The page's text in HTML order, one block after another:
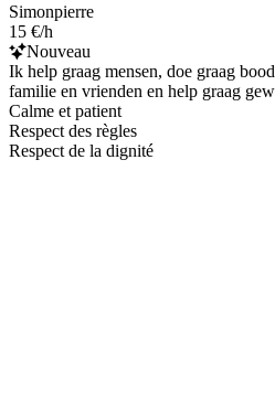
Simonpierre
15 €/h
Nouveau
Ik help graag mensen, doe graag
familie en vrienden en help graag
Calme et patient
Respect des règles
Respect de la dignité